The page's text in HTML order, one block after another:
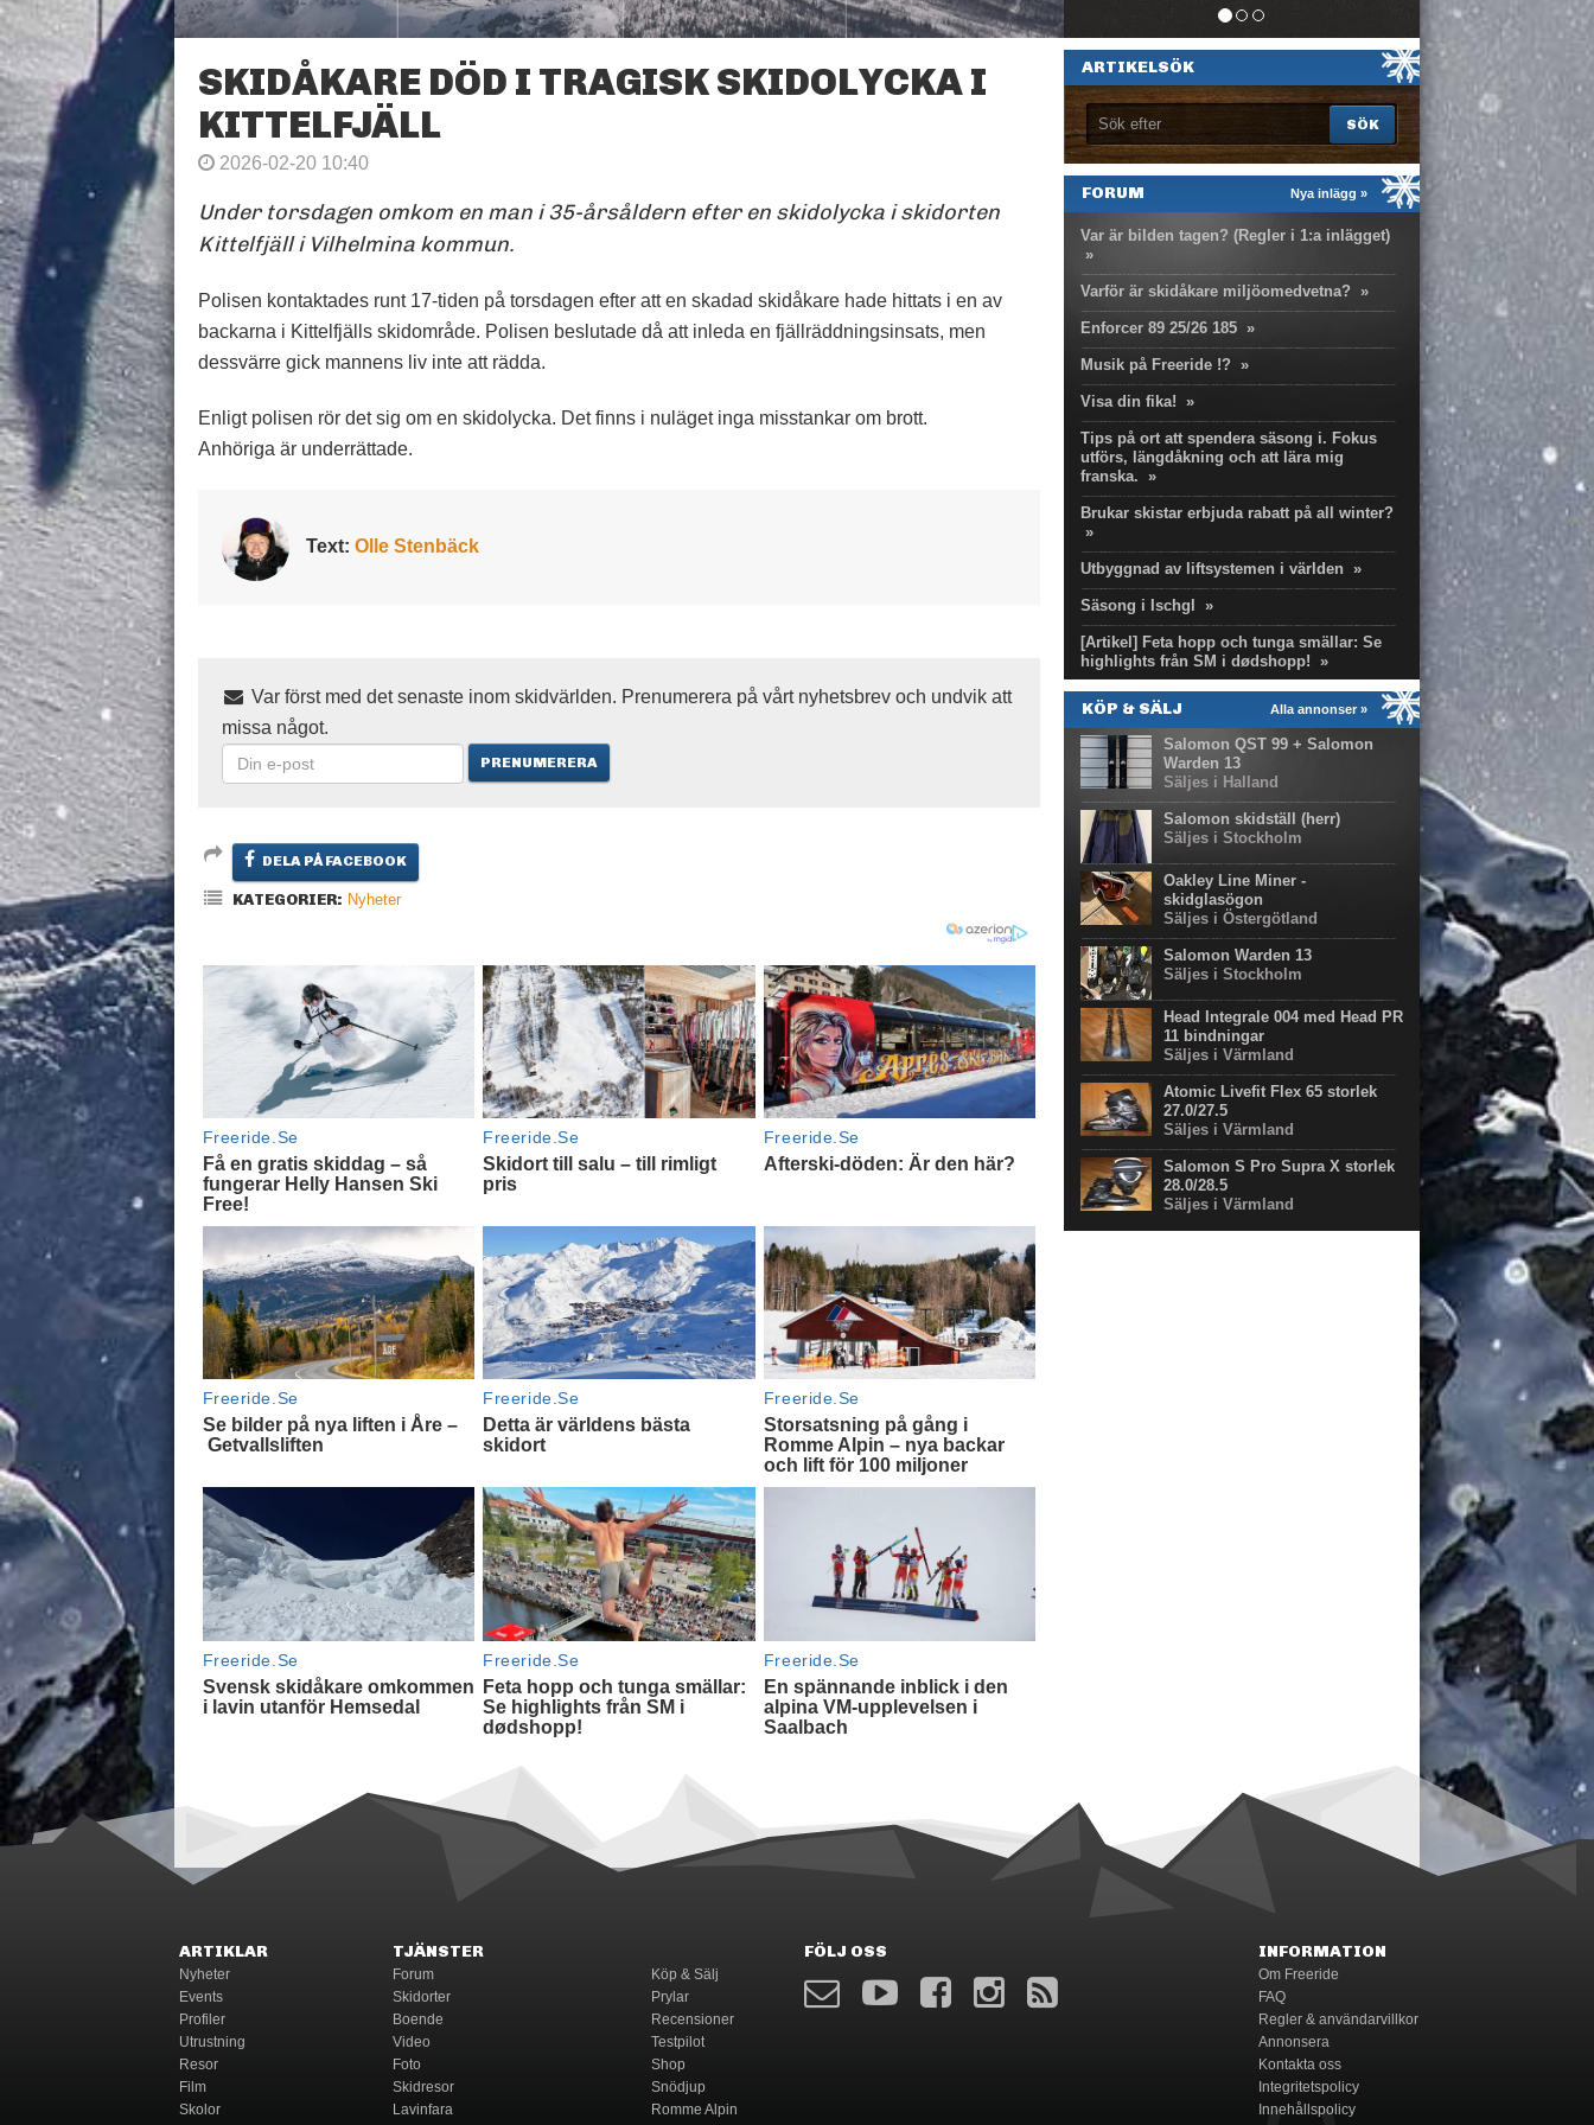
SKIDÅKARE DÖD I TRAGISK SKIDOLYCKA I
KITTELFJÄLL
2026-02-20 10:40
Under torsdagen omkom en man i 35-årsåldern efter en skidolycka i skidorten
Kittelfjäll i Vilhelmina kommun.
Polisen kontaktades runt 17‑tiden på torsdagen efter att en skadad skidåkare hade hittats i en av
backarna i Kittelfjälls skidområde. Polisen beslutade då att inleda en fjällräddningsinsats, men
dessvärre gick mannens liv inte att rädda.
Enligt polisen rör det sig om en skidolycka. Det finns i nuläget inga misstankar om brott.
Anhöriga är underrättade.
Text: Olle Stenbäck
Var först med det senaste inom skidvärlden. Prenumerera på vårt nyhetsbrev och undvik att
missa något.
DELA PÅ FACEBOOK
KATEGORIER: Nyheter
ARTIKELSÖK
Nya inlägg »
FORUM
Var är bilden tagen? (Regler i 1:a inlägget)
»
Varför är skidåkare miljöomedvetna? »
Enforcer 89 25/26 185 »
Musik på Freeride !? »
Visa din fika! »
Tips på ort att spendera säsong i. Fokus
utförs, längdåkning och att lära mig
franska. »
Brukar skistar erbjuda rabatt på all winter?
»
Utbyggnad av liftsystemen i världen »
Säsong i Ischgl »
[Artikel] Feta hopp och tunga smällar: Se
highlights från SM i dødshopp! »
Alla annonser »
KÖP & SÄLJ
Salomon QST 99 + Salomon
Warden 13
Säljes i Halland
Salomon skidställ (herr)
Säljes i Stockholm
Oakley Line Miner -
skidglasögon
Säljes i Östergötland
Salomon Warden 13
Säljes i Stockholm
Head Integrale 004 med Head PR
11 bindningar
Säljes i Värmland
Atomic Livefit Flex 65 storlek
27.0/27.5
Säljes i Värmland
Salomon S Pro Supra X storlek
28.0/28.5
Säljes i Värmland
ARTIKLAR
Nyheter
Events
Profiler
Utrustning
Resor
Film
Skolor
TJÄNSTER
Forum
Skidorter
Boende
Video
Foto
Skidresor
Lavinfara
Köp & Sälj
Prylar
Recensioner
Testpilot
Shop
Snödjup
Romme Alpin
FÖLJ OSS INFORMATION
Om Freeride
FAQ
Regler & användarvillkor
Annonsera
Kontakta oss
Integritetspolicy
Innehållspolicy